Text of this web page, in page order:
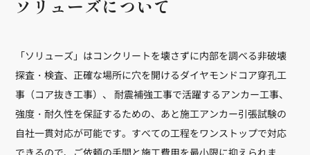
ソリューズについて
「ソリューズ」はコンクリートを壊さずに内部を調べる非破壊
探査・検査、正確な場所に穴を開けるダイヤモンドコア穿孔工
事（コア抜き工事）、 耐震補強工事で活躍するアンカー工事、
強度・耐久性を保証するための、あと施工アンカー引張試験の
自社一貫対応が可能です。すべての工程をワンストップで対応
できるので、ご依頼の手間と施工費用を最小限に抑えられま